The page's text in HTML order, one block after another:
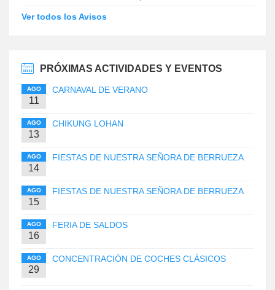
Ver todos los Avisos
PRÓXIMAS ACTIVIDADES Y EVENTOS
AGO
11
CARNAVAL DE VERANO
AGO
13
CHIKUNG LOHAN
AGO
14
FIESTAS DE NUESTRA SEÑORA DE BERRUEZA
AGO
15
FIESTAS DE NUESTRA SEÑORA DE BERRUEZA
AGO
16
FERIA DE SALDOS
AGO
29
CONCENTRACIÓN DE COCHES CLÁSICOS